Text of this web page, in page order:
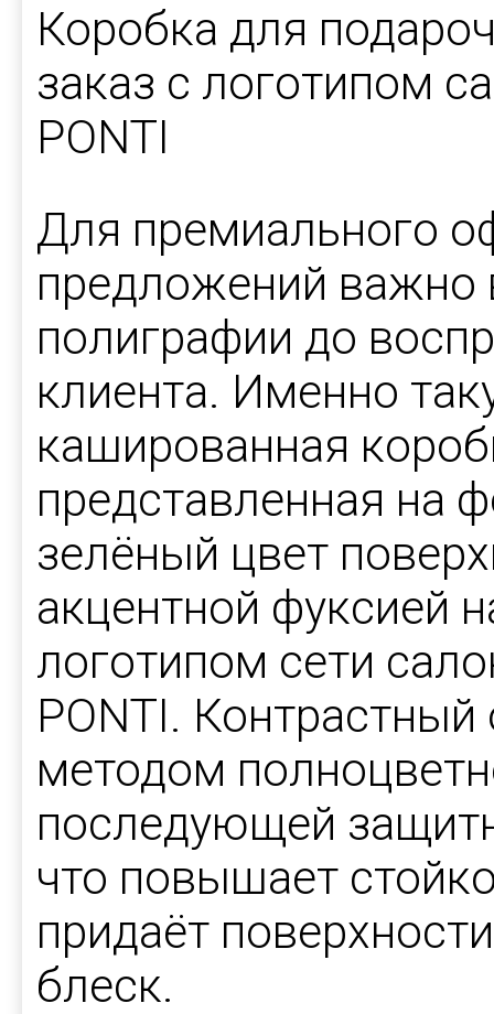
Коробка для
заказ с логотипом
PONTI
Для премиального
предложений важно
полиграфии до
клиента. Именно
кашированная
представленная на
зелёный цвет
акцентной фуксией
логотипом сети
PONTI.
методом
последующей
что повышает
придаёт
блеск.